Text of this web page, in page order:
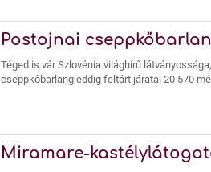
Postojnai
Téged is vár Szlovénia világhírű
cseppkőbarlang eddig feltárt járatai 20 570
Miramare-